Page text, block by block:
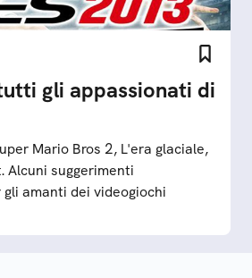
gli appassionati di
Mario Bros 2, L'era glaciale,
Alcuni suggerimenti
amanti dei videogiochi